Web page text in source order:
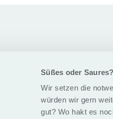
Süßes oder
Wir setzen die
würden wir gern
gut? Wo hakt es